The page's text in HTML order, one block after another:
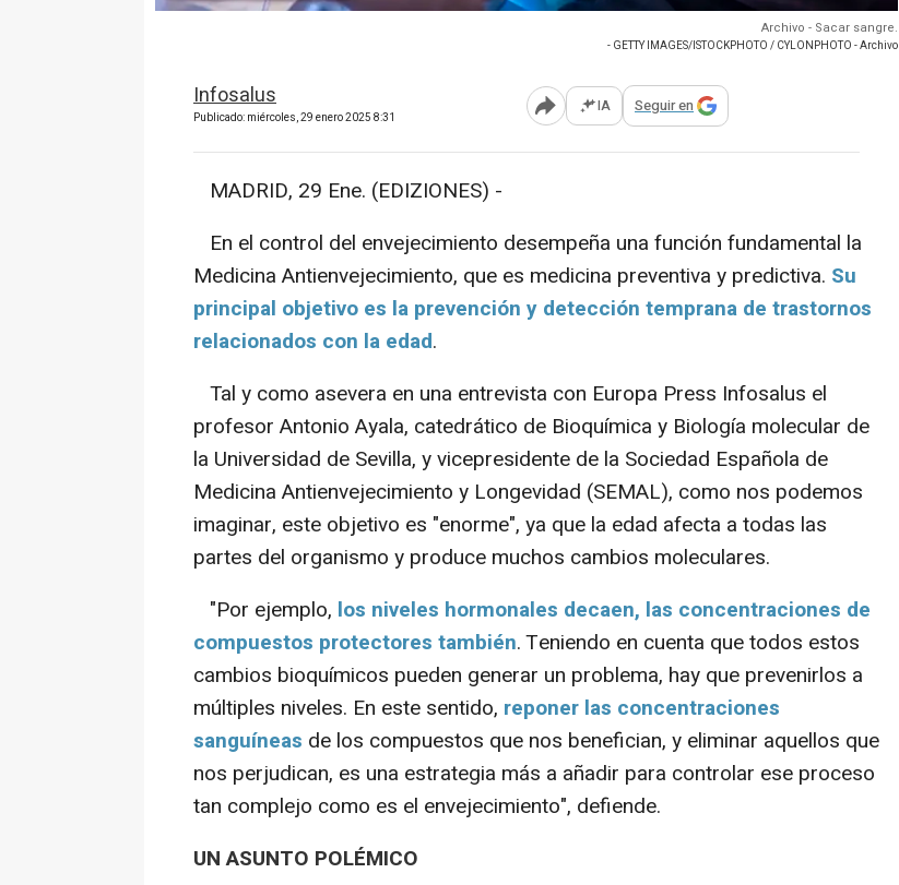
Archivo - Sacar sangre.
- GETTY IMAGES/ISTOCKPHOTO / CYLONPHOTO - Archivo
Infosalus
Publicado: miércoles, 29 enero 2025 8:31 Abrir opciones para compartir
IA Seguir en
MADRID, 29 Ene. (EDIZIONES) -
En el control del envejecimiento desempeña una función fundamental la
Medicina Antienvejecimiento, que es medicina preventiva y predictiva. Su
principal objetivo es la prevención y detección temprana de trastornos
relacionados con la edad.
Tal y como asevera en una entrevista con Europa Press Infosalus el
profesor Antonio Ayala, catedrático de Bioquímica y Biología molecular de
la Universidad de Sevilla, y vicepresidente de la Sociedad Española de
Medicina Antienvejecimiento y Longevidad (SEMAL), como nos podemos
imaginar, este objetivo es "enorme", ya que la edad afecta a todas las
partes del organismo y produce muchos cambios moleculares.
"Por ejemplo, los niveles hormonales decaen, las concentraciones de
compuestos protectores también. Teniendo en cuenta que todos estos
cambios bioquímicos pueden generar un problema, hay que prevenirlos a
múltiples niveles. En este sentido, reponer las concentraciones
sanguíneas de los compuestos que nos benefician, y eliminar aquellos que
nos perjudican, es una estrategia más a añadir para controlar ese proceso
tan complejo como es el envejecimiento", defiende.
UN ASUNTO POLÉMICO